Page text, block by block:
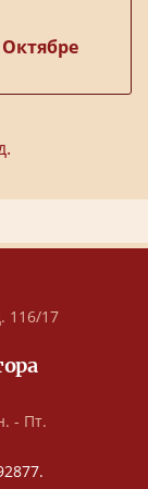
116/17
- Пт.